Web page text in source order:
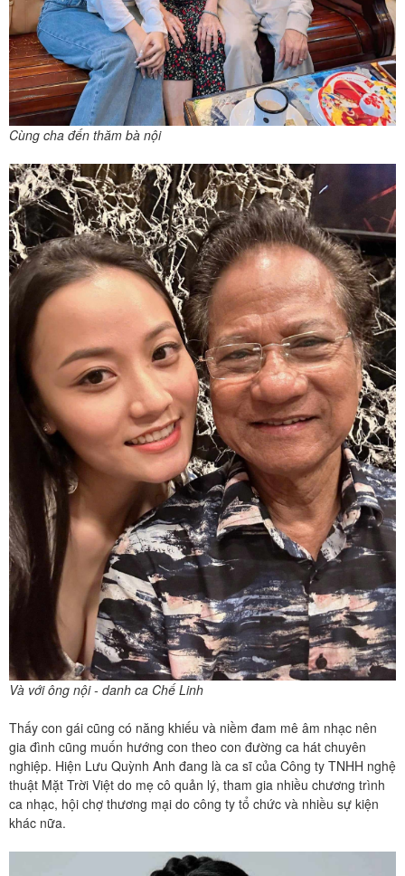
Cùng cha đến thăm bà nội
Và với ông nội - danh ca Chế Linh
Thấy con gái cũng có năng khiếu và niềm đam mê âm nhạc nên
gia đình cũng muốn hướng con theo con đường ca hát chuyên
nghiệp. Hiện Lưu Quỳnh Anh đang là ca sĩ của Công ty TNHH nghệ
thuật Mặt Trời Việt do mẹ cô quản lý, tham gia nhiều chương trình
ca nhạc, hội chợ thương mại do công ty tổ chức và nhiều sự kiện
khác nữa.